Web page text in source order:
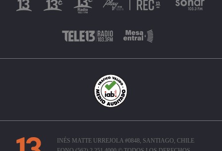
INÉS MATTE URREJOLA #0848, SANTIAGO, CHILE